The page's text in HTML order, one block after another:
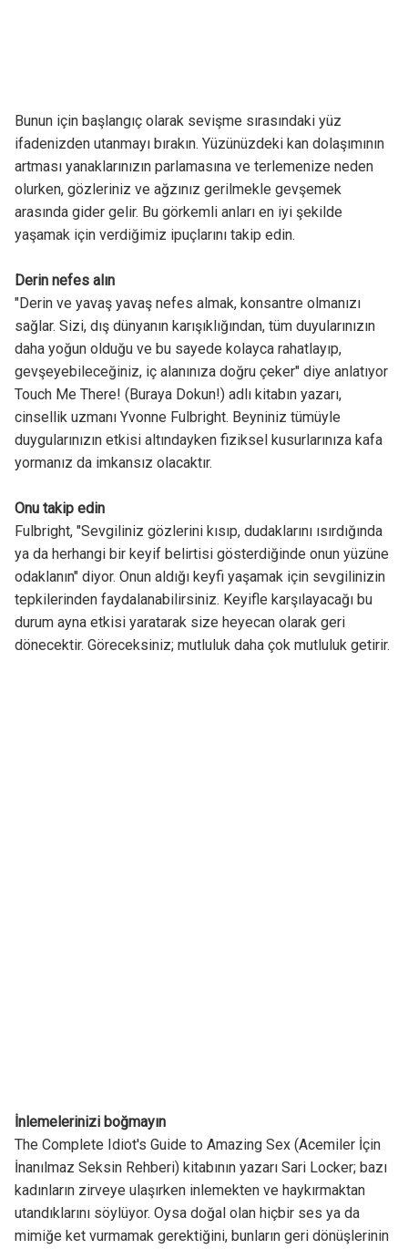
Bunun için başlangıç olarak sevişme sırasındaki yüz
ifadenizden utanmayı bırakın. Yüzünüzdeki kan dolaşımının
artması yanaklarınızın parlamasına ve terlemenize neden
olurken, gözleriniz ve ağzınız gerilmekle gevşemek
arasında gider gelir. Bu görkemli anları en iyi şekilde
yaşamak için verdiğimiz ipuçlarını takip edin.
Derin nefes alın
"Derin ve yavaş yavaş nefes almak, konsantre olmanızı
sağlar. Sizi, dış dünyanın karışıklığından, tüm duyularınızın
daha yoğun olduğu ve bu sayede kolayca rahatlayıp,
gevşeyebileceğiniz, iç alanınıza doğru çeker" diye anlatıyor
Touch Me There! (Buraya Dokun!) adlı kitabın yazarı,
cinsellik uzmanı Yvonne Fulbright. Beyniniz tümüyle
duygularınızın etkisi altındayken fiziksel kusurlarınıza kafa
yormanız da imkansız olacaktır.
Onu takip edin
Fulbright, "Sevgiliniz gözlerini kısıp, dudaklarını ısırdığında
ya da herhangi bir keyif belirtisi gösterdiğinde onun yüzüne
odaklanın" diyor. Onun aldığı keyfi yaşamak için sevgilinizin
tepkilerinden faydalanabilirsiniz. Keyifle karşılayacağı bu
durum ayna etkisi yaratarak size heyecan olarak geri
dönecektir. Göreceksiniz; mutluluk daha çok mutluluk getirir.
İnlemelerinizi boğmayın
The Complete Idiot's Guide to Amazing Sex (Acemiler İçin
İnanılmaz Seksin Rehberi) kitabının yazarı Sari Locker; bazı
kadınların zirveye ulaşırken inlemekten ve haykırmaktan
utandıklarını söylüyor. Oysa doğal olan hiçbir ses ya da
mimiğe ket vurmamak gerektiğini, bunların geri dönüşlerinin